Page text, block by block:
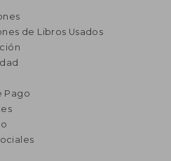
de Libros Usados
Pago